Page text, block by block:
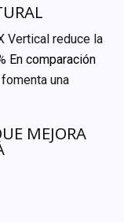
Vertical reduce la
En comparación
fomenta una
MEJORA